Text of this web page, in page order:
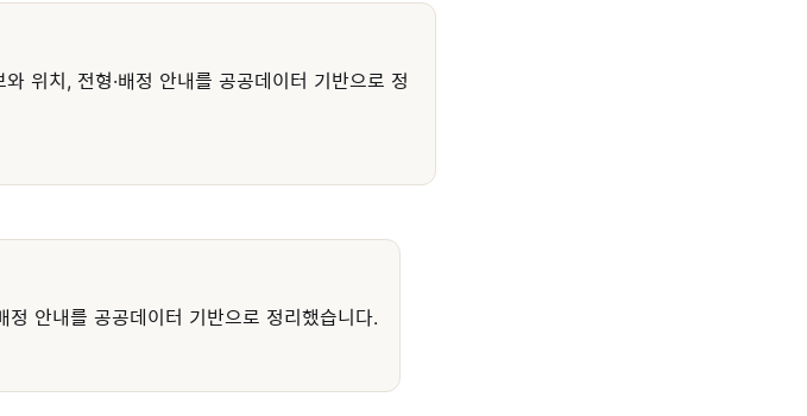
위치, 전형·배정 안내를 공공데이터 기반으로 정
정 안내를 공공데이터 기반으로 정리했습니다.